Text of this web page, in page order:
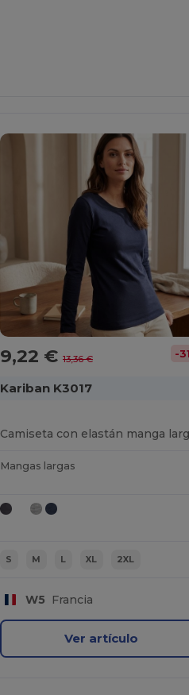
9,22 € 13,36 € -
Kariban K3017
Mangas largas
S M L XL 2XL
W5 Francia
Ver artículo